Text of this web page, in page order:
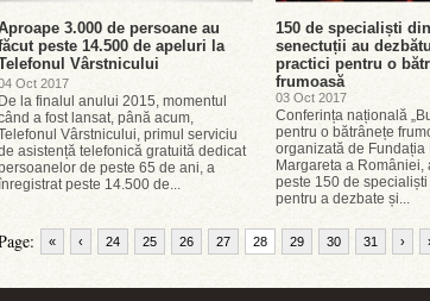
3.000 de persoane au
peste 14.500 de apeluri la
Vârstnicului
Oct 2017
De la finalul anului 2015, momentul
a fost lansat, până acum,
Vârstnicului, primul serviciu
asistență telefonică gratuită dedicat
de peste 65 de ani, a
peste 14.500 de...
150 de specialiști
senectuții au
practici pentru o
frumoasă
03 Oct 2017
Conferința națională
pentru o bătrânețe
organizată de Fundația
Margareta a României,
peste 150 de
pentru a dezbate și...
« ‹ 24 25 26 27 28 29 30 31 ›